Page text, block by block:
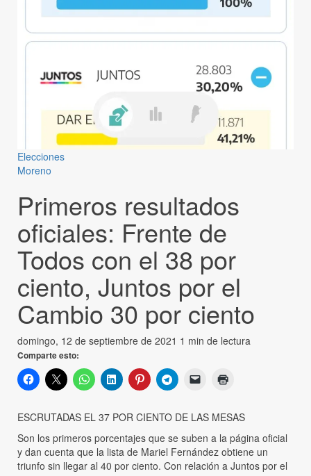
Elecciones
Moreno
Primeros resultados
oficiales: Frente de
Todos con el 38 por
ciento, Juntos por el
Cambio 30 por ciento
domingo, 12 de septiembre de 2021 1 min de lectura
Comparte esto:
ESCRUTADAS EL 37 POR CIENTO DE LAS MESAS
Son los primeros porcentajes que se suben a la página oficial
y dan cuenta que la lista de Mariel Fernández obtiene un
triunfo sin llegar al 40 por ciento. Con relación a Juntos por el